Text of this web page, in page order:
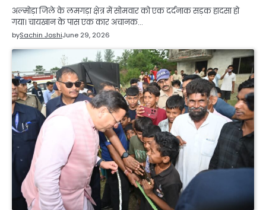
अल्मोड़ा जिले के लमगड़ा क्षेत्र में सोमवार को एक दर्दनाक सड़क हादसा हो
गया। चायखान के पास एक कार अचानक…
bySachin JoshiJune 29, 2026